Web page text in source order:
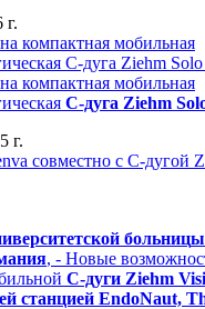
г.
компактная мобильная
С-дуга Ziehm
компактная мобильная
С-дуга Ziehm
г.
совместно с С-дугой
ой больницы
, - Новые
С-дуги Ziehm
станцией EndoNaut,